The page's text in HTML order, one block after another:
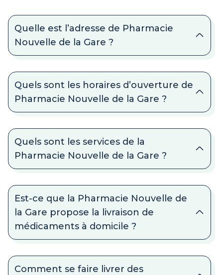
Quelle est l’adresse de Pharmacie
Nouvelle de la Gare ?
Quels sont les horaires d’ouverture de
Pharmacie Nouvelle de la Gare ?
Quels sont les services de la
Pharmacie Nouvelle de la Gare ?
Est-ce que la Pharmacie Nouvelle de
la Gare propose la livraison de
médicaments à domicile ?
Comment se faire livrer des